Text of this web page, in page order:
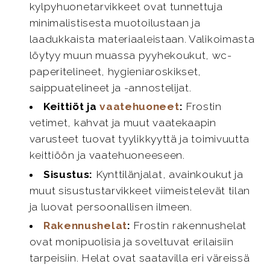
kylpyhuonetarvikkeet ovat tunnettuja
minimalistisesta muotoilustaan ja
laadukkaista materiaaleistaan. Valikoimasta
löytyy muun muassa pyyhekoukut, wc-
paperitelineet, hygieniaroskikset,
saippuatelineet ja -annostelijat.
Keittiöt javaatehuoneet: Frostin
vetimet, kahvat ja muut vaatekaapin
varusteet tuovat tyylikkyyttä ja toimivuutta
keittiöön ja vaatehuoneeseen.
Sisustus: Kynttilänjalat, avainkoukut ja
muut sisustustarvikkeet viimeistelevät tilan
ja luovat persoonallisen ilmeen.
Rakennushelat: Frostin rakennushelat
ovat monipuolisia ja soveltuvat erilaisiin
tarpeisiin. Helat ovat saatavilla eri väreissä